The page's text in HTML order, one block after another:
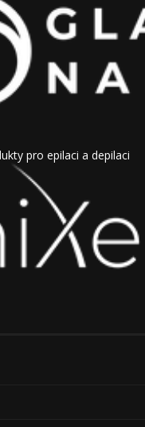
pro epilaci a depilaci